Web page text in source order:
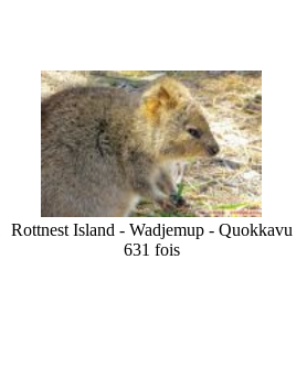
Rottnest Island - Wadjemup - Quokkavu
631 fois